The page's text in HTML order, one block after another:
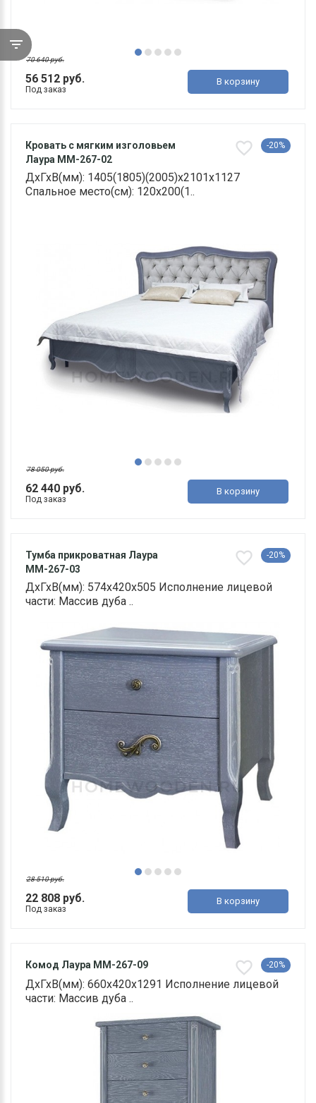
56 512 руб.
70 640 руб.
Под заказ
В корзину
Кровать с мягким изголовьем
Лаура ММ-267-02
-20%
ДхГхВ(мм): 1405(1805)(2005)х2101х1127
Спальное место(см): 120х200(1..
62 440 руб.
78 050 руб.
Под заказ
В корзину
Тумба прикроватная Лаура
ММ-267-03
-20%
ДхГхВ(мм): 574х420х505 Исполнение лицевой
части: Массив дуба ..
22 808 руб.
28 510 руб.
Под заказ
В корзину
Комод Лаура ММ-267-09 -20%
ДхГхВ(мм): 660х420х1291 Исполнение лицевой
части: Массив дуба ..